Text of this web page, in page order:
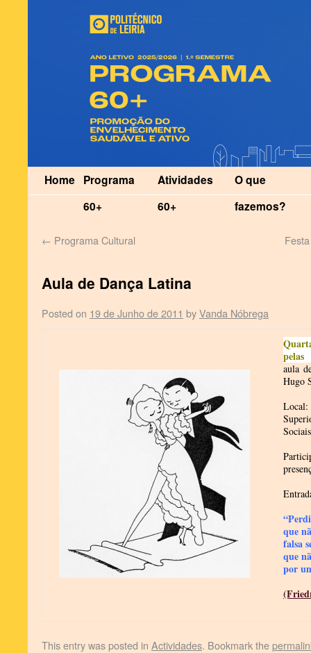
Home Programa
60+
Atividades
60+
O que
fazemos?
← Programa Cultural
Aula de Dança Latina
Posted on 19 de Junho de 2011 byVanda Nóbrega
pelas
aula
Hugo
Local:
que
falsa
que
por
This entry was posted in Actividades. Bookmark the